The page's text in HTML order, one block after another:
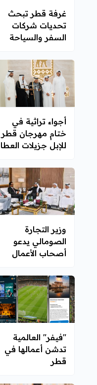
غرفة قطر تبحث
تحديات شركات
السفر والسياحة
الإقليمية
أجواء تراثية في
ختام مهرجان قطر
للإبل جزيلات العطا
وزير التجارة
الصومالي يدعو
أصحاب الأعمال
للاستثمار في بلاده
"فيفر" العالمية
تدشن أعمالها في
قطر